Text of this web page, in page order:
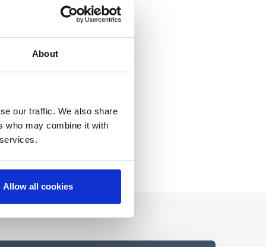
About
our traffic. We also share
who may combine it with
Allow all cookies